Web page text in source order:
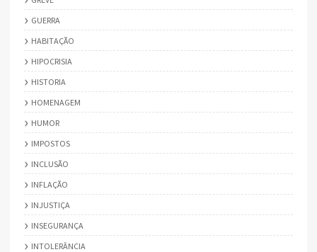
GUERRA
HABITAÇÃO
HIPOCRISIA
HISTORIA
HOMENAGEM
HUMOR
IMPOSTOS
INCLUSÃO
INFLAÇÃO
INJUSTIÇA
INSEGURANÇA
INTOLERÂNCIA